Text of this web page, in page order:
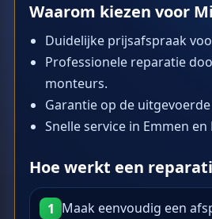
Waarom kiezen voor
Duidelijke prijsafspraak
Professionele reparatie
monteurs.
Garantie op de
Snelle service in Emmen en
Hoe werkt een
1 Maak eenvoudig een